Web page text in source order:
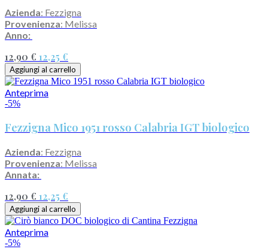
Azienda: Fezzigna
Provenienza: Melissa
Anno:
12,90 € 12,25 €
Aggiungi al carrello
Anteprima
-5%
Fezzigna Mico 1951 rosso Calabria IGT biologico
Azienda: Fezzigna
Provenienza: Melissa
Annata:
12,90 € 12,25 €
Aggiungi al carrello
Anteprima
-5%